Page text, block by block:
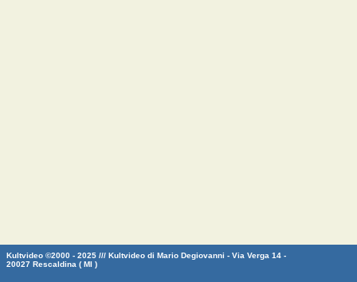
Kultvideo ©2000 - 2025 /// Kultvideo di Mario Degiovanni - Via Verga 14 -
20027 Rescaldina ( MI )